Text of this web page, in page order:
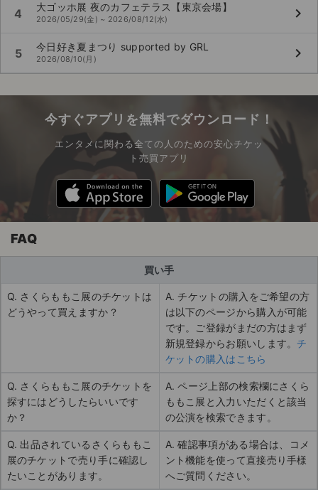
4 大ゴッホ展 夜のカフェテラス【東京会場】
2026/05/29(金) ~ 2026/08/12(水) keyboard_arrow_right
5 今日好き夏まつり supported by GRL
2026/08/10(月) keyboard_arrow_right
今すぐアプリを無料でダウンロード！
エンタメに関わる全ての人のための安心チケッ
ト売買アプリ
FAQ
買い手
Q. さくらももこ展のチケットは
どうやって買えますか？
A. チケットの購入をご希望の方
は以下のページから購入が可能
です。ご登録がまだの方はまず
新規登録からお願いします。 チ
ケットの購入はこちら
Q. さくらももこ展のチケットを
探すにはどうしたらいいです
か？
A. ページ上部の検索欄にさくら
ももこ展と入力いただくと該当
の公演を検索できます。
Q. 出品されているさくらももこ
展のチケットで売り手に確認し
たいことがあります。
A. 確認事項がある場合は、コメ
ント機能を使って直接売り手様
へご質問ください。